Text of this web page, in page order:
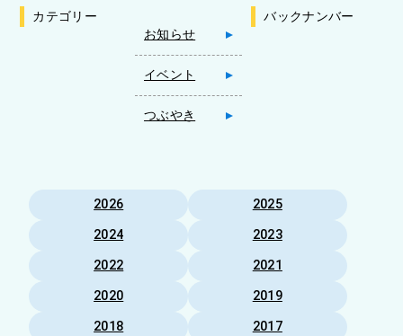
カテゴリー
お知らせ
イベント
つぶやき
バックナンバー
2026
2025
2024
2023
2022
2021
2020
2019
2018
2017